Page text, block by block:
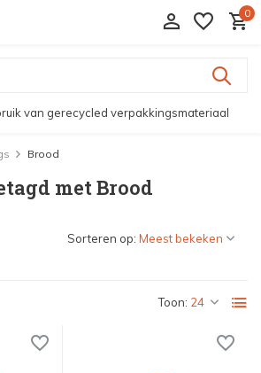
0
van gerecycled verpakkingsmateriaal
Brood
met Brood
Toon:
Sorteren op: